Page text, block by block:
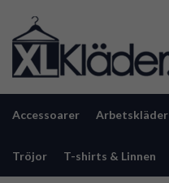
Accessoarer Arbetskläder
Tröjor T-shirts & Linnen